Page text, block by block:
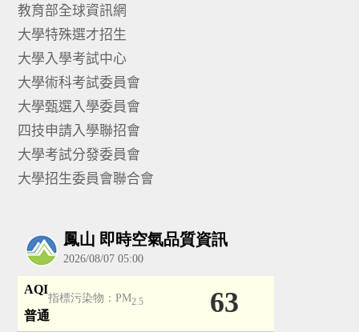
教育部全球資訊網
大學特殊選才招生
大學入學考試中心
大學術科考試委員會
大學甄選入學委員會
四技申請入學聯招會
大學考試分發委員會
大學招生委員會聯合會